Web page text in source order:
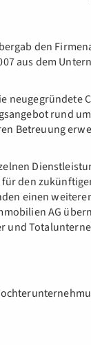
den
aus dem
neugegründete
rund
Betreuung
den
einen
AG
und